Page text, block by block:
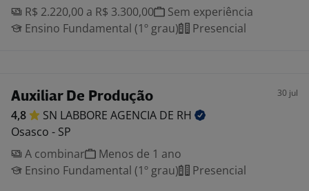
R$ 2.220,00 a R$ 3.300,00
Sem experiência
Ensino Fundamental (1º grau)
Presencial
Auxiliar De Produção 30 jul
4,8 SN LABBORE AGENCIA DE RH
Osasco - SP
A combinar
Menos de 1 ano
Ensino Fundamental (1º grau)
Presencial